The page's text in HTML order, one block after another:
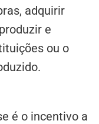
adquirir
e
ou o
é o incentivo a